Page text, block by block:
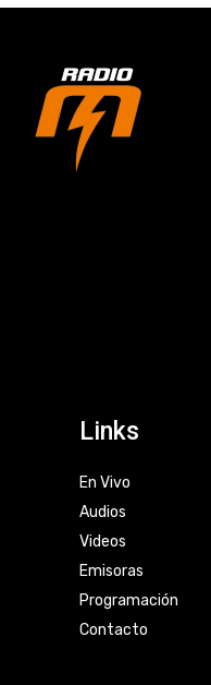
Links
En Vivo
Audios
Videos
Emisoras
Programación
Contacto